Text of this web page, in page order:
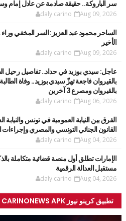
سر الباروكة.. حقيقة صادمة عن عادل إمام
daly carino Aug 09, 2026
الساحر محمود عبد العزيز: السر المخفي
الأخير
daly carino Aug 09, 2026
عاجل: سيدي بوزيد في حداد.. تفاصيل رحيل
بالقيروان فاجعة تهزّ سيدي بوزيد.. وفاة
بالقيروان ومصرع 3 آخرين
daly carino Aug 06, 2026
الفرق بين النيابة العمومية في تونس
القانون الجنائي التونسي والمصري وإجراءات
daly carino Aug 04, 2026
الإمارات تطلق أول منصة قضائية متكاملة
مستقبل العدالة الرقمية
daly carino Aug 04, 2026
تطبيق كرينو نيوز CARINONEWS APK